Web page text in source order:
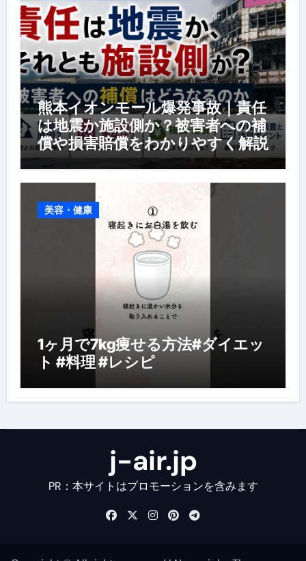
熊本イオンモール爆発事故｜責任
は地震か施設側か？被害者への補
償や損害賠償をわかりやすく解説
美容・健康
1ヶ月で7kg痩せる方法#ダイエッ
ト #料理 #レシピ
j-air.jp
PR：本サイトはプロモーションを含みます